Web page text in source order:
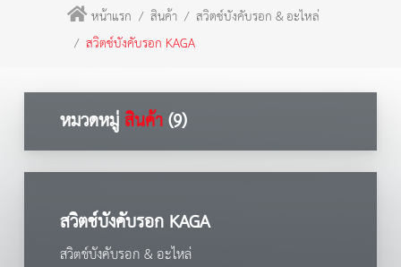
หน้าแรก
สินค้า
สวิตช์บังคับรอก & อะไหล่
สวิตช์บังคับรอก KAGA
หมวดหมู่สินค้า(9)
สวิตช์บังคับรอก KAGA
สวิตช์บังคับรอก & อะไหล่